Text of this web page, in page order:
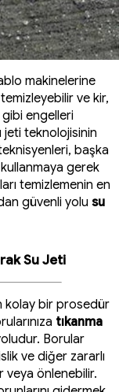
makinelerine
ve kir,
engelleri
jeti teknolojisinin
teknisyenleri, başka
gerek
temizlemenin en
güvenli yolu su
Su Jeti
kolay bir prosedür
tıkanma
Borular
ve diğer zararlı
veya önlenebilir.